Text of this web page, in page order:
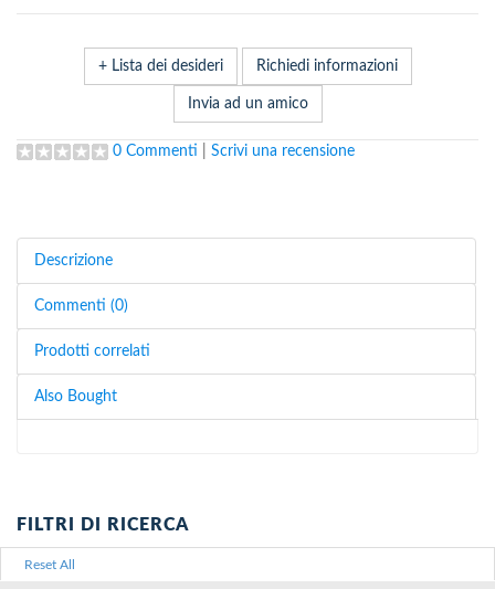
+ Lista dei desideri Richiedi informazioni
Invia ad un amico
0 Commenti Scrivi una recensione
Descrizione
Commenti (0)
Prodotti correlati
Also Bought
FILTRI DI RICERCA
Reset All